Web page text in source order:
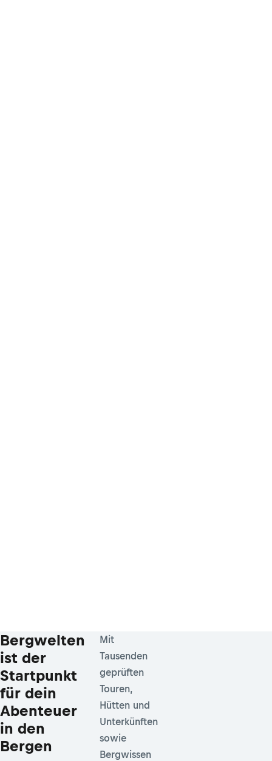
Bergwelten
ist der
Startpunkt
für dein
Abenteuer
in den
Bergen
Mit
Tausenden
geprüften
Touren,
Hütten und
Unterkünften
sowie
Bergwissen